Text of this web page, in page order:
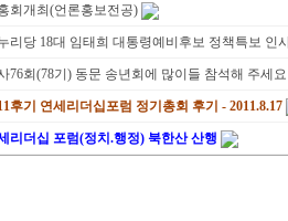
회개최(언론홍보전공)
리당 18대 임태희 대통령예비후보 정책특보 인
76회(78기) 동문 송년회에 많이들 참석해 주세요
후기 연세리더십포럼 정기총회 후기 - 2011.8.17
리더십 포럼(정치.행정) 북한산 산행